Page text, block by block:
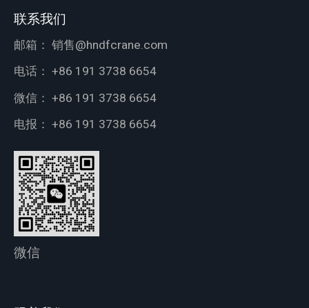
联系我们
邮箱： 销售@hndfcrane.com
电话： +86 191 3738 6654
微信： +86 191 3738 6654
电报： +86 191 3738 6654
微信